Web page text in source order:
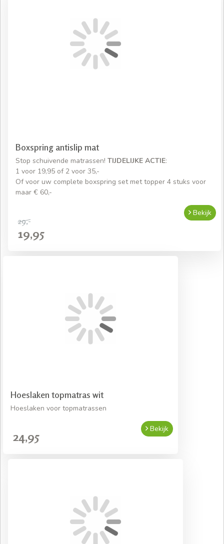
Boxspring antislip mat
Stop schuivende matrassen! TIJDELIJKE ACTIE:
1 voor 19,95 of 2 voor 35,-
Of voor uw complete boxspring set met topper 4 stuks voor
maar € 60,-
29,-
19,95
Bekijk
Hoeslaken topmatras wit
Hoeslaken voor topmatrassen
24,95
Bekijk